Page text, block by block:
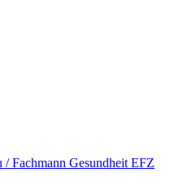
/ Fachmann Gesundheit EFZ